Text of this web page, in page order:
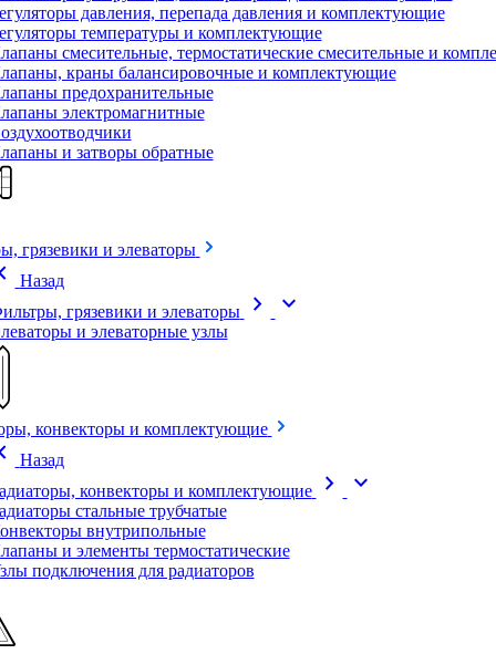
давления, перепада давления и комплектующие
температуры и комплектующие
смесительные, термостатические смесительные и
краны балансировочные и комплектующие
предохранительные
электромагнитные
и затворы обратные
грязевики и элеваторы
Назад
грязевики и элеваторы
chevron_right expand_more
и элеваторные узлы
конвекторы и комплектующие
Назад
конвекторы и комплектующие
chevron_right expand_more
стальные трубчатые
внутрипольные
и элементы термостатические
подключения для радиаторов